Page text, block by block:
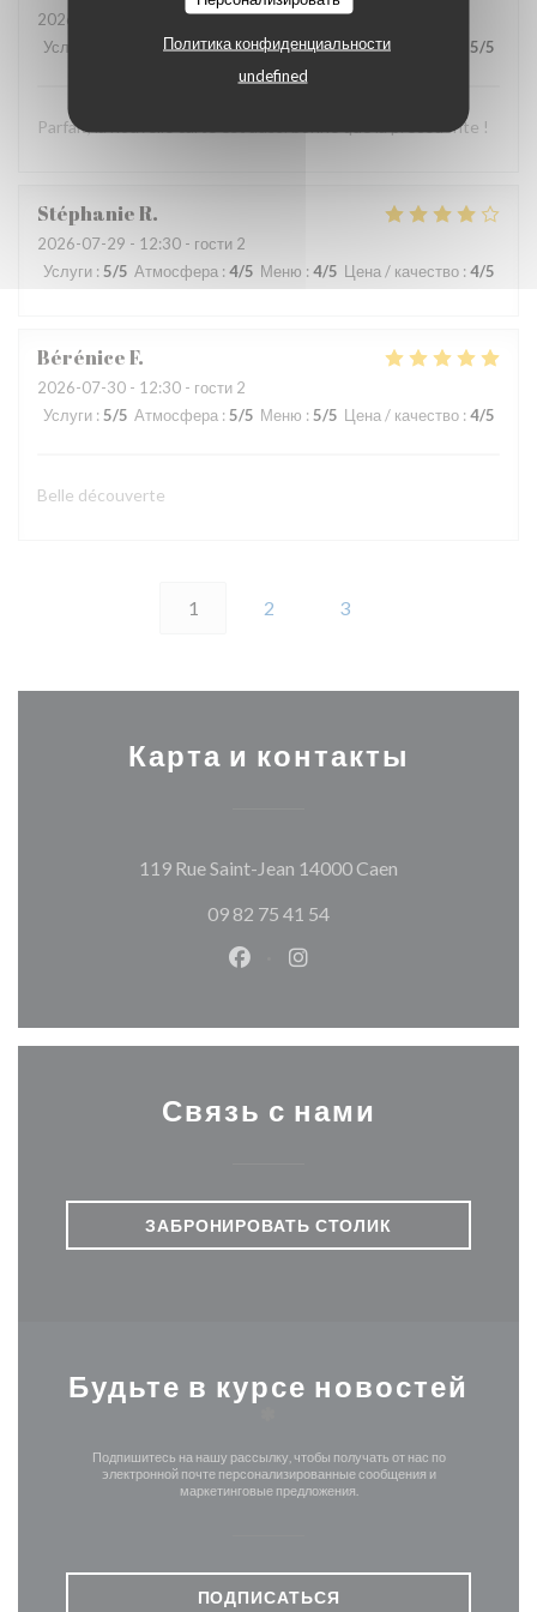
Политика конфиденциальности
undefined
2026-07-29
- 20:15 - гости 2
Услуги
Атмосфера:5/5 Меню:5/5 Цена / качество 5/5
Parfait, la nouvelle carte est aussi bonne que la précédente !
StéphanieR
2026-07-29 - 12:30 - гости 2
Услуги : 5/5 Атмосфера : 4/5 Меню : 4/5 Цена / качество : 4/5
BéréniceF
2026-07-30 - 12:30 - гости 2
Услуги : 5/5 Атмосфера : 5/5 Меню : 5/5 Цена / качество : 4/5
Belle découverte
1 2 3
Карта и контакты
119 Rue Saint-Jean 14000 Caen
09 82 75 41 54
Facebook ((открывается в
Instagram
Связь с нами
ЗАБРОНИРОВАТЬ СТОЛИК
Будьте в курсе новостей
Подпишитесь на нашу рассылку, чтобы получать от нас по
электронной почте персонализированные сообщения и
маркетинговые предложения.
ПОДПИСАТЬСЯ